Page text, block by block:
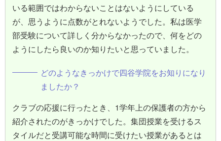
いる範囲ではわからないことはないようにしている
が、思うように点数がとれないようでした。私は医学
部受験について詳しく分からなかったので、何をどの
ようにしたら良いのか知りたいと思っていました。
どのようなきっかけで四谷学院をお知りになり
ましたか？
クラブの応援に行ったとき、1学年上の保護者の方から
紹介されたのがきっかけでした。集団授業を受けるス
タイルだと受講可能な時間に受けたい授業があるとは